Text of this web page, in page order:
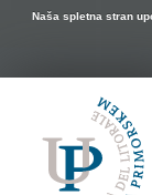
Naša spletna stran